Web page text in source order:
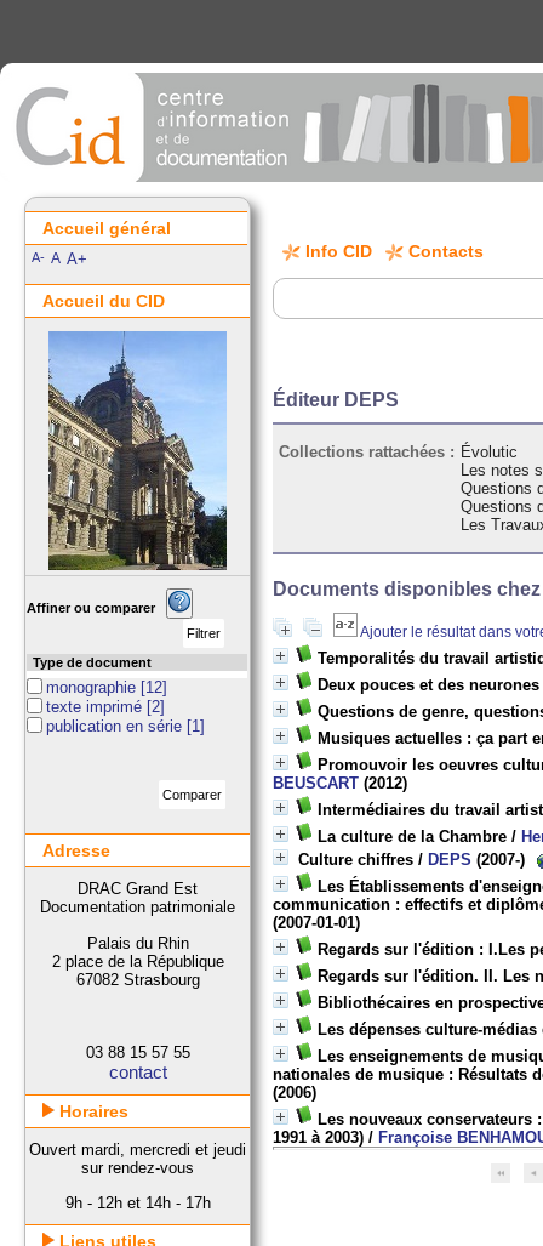
Info CID Contacts
Éditeur DEPS
Collections rattachées : Évolutic
Les notes
Questions
Questions
Les
Documents disponibles
Ajouter le résultat dans
Temporalités du travail
Deux pouces et des neurones
Questions de genre,
Musiques actuelles : ça part
Promouvoir les oeuvres
BEUSCART (2012)
Intermédiaires du travail
La culture de la Chambre /
Culture chiffres / DEPS (2007-)
Les Établissements
communication : effectifs et
(2007-01-01)
Regards sur l'édition : I.Les
Regards sur l'édition. II. Les
Bibliothécaires en
Les dépenses culture-
Les enseignements de
nationales de musique : Résultats
(2006)
Les nouveaux
1991 à 2003) / Françoise
Accueil général
A- A A+
Accueil du CID
Affiner ou comparer
Type de document
monographie [12]
texte imprimé [2]
publication en série [1]
Adresse
DRAC Grand Est
Documentation patrimoniale
Palais du Rhin
2 place de la République
67082 Strasbourg
03 88 15 57 55
contact
Horaires
Ouvert mardi, mercredi et jeudi
sur rendez-vous
9h - 12h et 14h - 17h
Liens utiles